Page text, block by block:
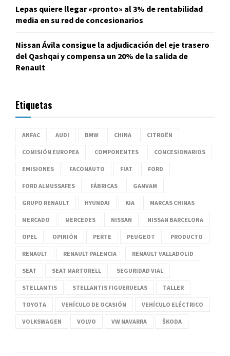
Lepas quiere llegar «pronto» al 3% de rentabilidad
media en su red de concesionarios
Nissan Ávila consigue la adjudicación del eje trasero
del Qashqai y compensa un 20% de la salida de
Renault
Etiquetas
ANFAC AUDI BMW CHINA CITROËN
COMISIÓN EUROPEA COMPONENTES CONCESIONARIOS
EMISIONES FACONAUTO FIAT FORD
FORD ALMUSSAFES FÁBRICAS GANVAM
GRUPO RENAULT HYUNDAI KIA MARCAS CHINAS
MERCADO MERCEDES NISSAN NISSAN BARCELONA
OPEL OPINIÓN PERTE PEUGEOT PRODUCTO
RENAULT RENAULT PALENCIA RENAULT VALLADOLID
SEAT SEAT MARTORELL SEGURIDAD VIAL
STELLANTIS STELLANTIS FIGUERUELAS TALLER
TOYOTA VEHÍCULO DE OCASIÓN VEHÍCULO ELÉCTRICO
VOLKSWAGEN VOLVO VW NAVARRA ŠKODA